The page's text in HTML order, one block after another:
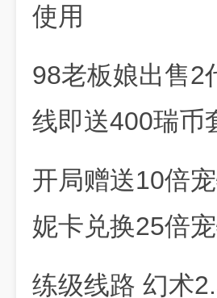
使用
98老板娘出售
线即送400瑞
开局赠送10倍
妮卡兑换25倍
练级线路 幻术